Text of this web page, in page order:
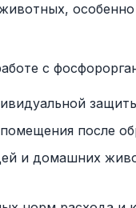
с
после
и домашних